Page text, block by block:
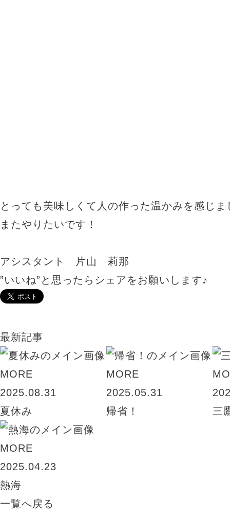
とっても美味しくて人の作った温かみを感じま
またやりたいです！
アシスタント 片山 莉那
”いいね”と思ったらシェアをお願いします♪
最新記事
MORE
2025.08.31
夏休み
MORE
2025.05.31
帰省！
三
MORE
2025.04.23
熱海
一覧へ戻る